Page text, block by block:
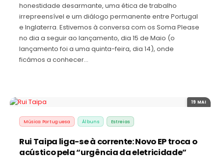
honestidade desarmante, uma ética de trabalho
irrepreensível e um diálogo permanente entre Portugal
e Inglaterra. Estivemos à conversa com os Soma Please
no dia a seguir ao lançamento, dia 15 de Maio (o
lançamento foi a uma quinta-feira, dia 14), onde
ficámos a conhecer…
19 MAI
Música Portuguesa Álbuns Estreias
Rui Taipa liga-se à corrente: Novo EP troca o
acústico pela “urgência da eletricidade”